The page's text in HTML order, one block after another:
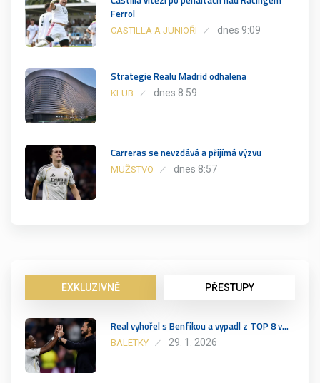
Ferrol
CASTILLA A JUNIOŘI dnes 9:09
Strategie Realu Madrid odhalena
KLUB dnes 8:59
Carreras se nevzdává a přijímá výzvu
MUŽSTVO dnes 8:57
EXKLUZIVNĚ PŘESTUPY
Real vyhořel s Benfikou a vypadl z TOP 8 v…
BALETKY 29. 1. 2026